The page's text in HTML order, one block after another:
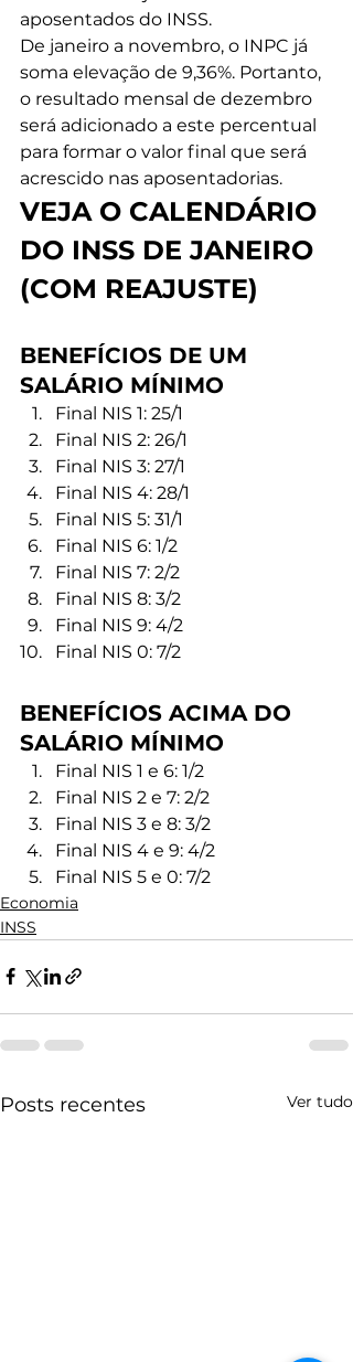
aposentados do INSS.
De janeiro a novembro, o INPC já
soma elevação de 9,36%. Portanto,
o resultado mensal de dezembro
será adicionado a este percentual
para formar o valor final que será
acrescido nas aposentadorias.
VEJA O CALENDÁRIO
DO INSS DE JANEIRO
(COM REAJUSTE)
BENEFÍCIOS DE UM
SALÁRIO MÍNIMO
Final NIS 1: 25/1
Final NIS 2: 26/1
Final NIS 3: 27/1
Final NIS 4: 28/1
Final NIS 5: 31/1
Final NIS 6: 1/2
Final NIS 7: 2/2
Final NIS 8: 3/2
Final NIS 9: 4/2
Final NIS 0: 7/2
BENEFÍCIOS ACIMA DO
SALÁRIO MÍNIMO
Final NIS 1 e 6: 1/2
Final NIS 2 e 7: 2/2
Final NIS 3 e 8: 3/2
Final NIS 4 e 9: 4/2
Final NIS 5 e 0: 7/2
Economia
INSS
Posts recentes Ver tudo